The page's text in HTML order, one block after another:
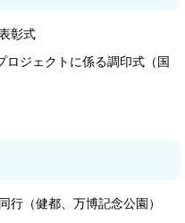
彰式
ジェクトに係る調印式（国
（健都、万博記念公園）